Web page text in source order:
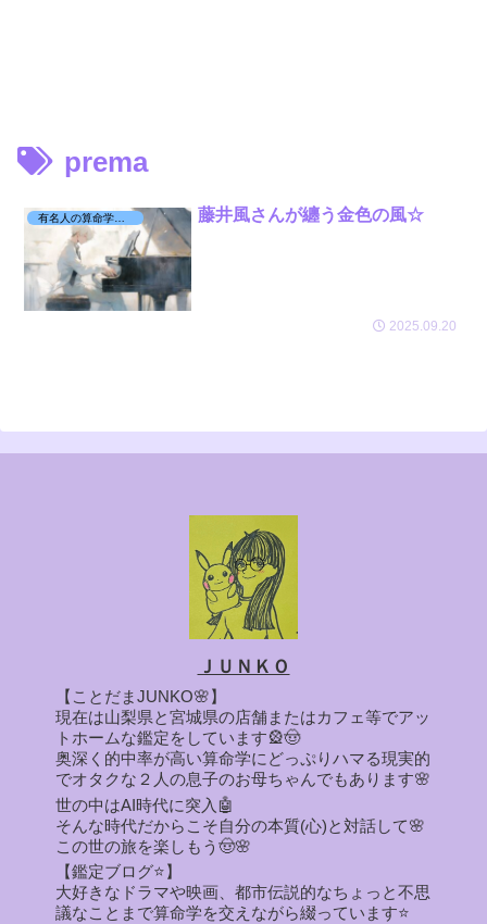
prema
有名人の算命学日記☆ 藤井風さんが纏う金色の風☆
2025.09.20
ＪＵＮＫＯ
【ことだまJUNKO🌸】
現在は山梨県と宮城県の店舗またはカフェ等でアッ
トホームな鑑定をしています🎡🤠
奥深く的中率が高い算命学にどっぷりハマる現実的
でオタクな２人の息子のお母ちゃんでもあります🌸
世の中はAI時代に突入🤖
そんな時代だからこそ自分の本質(心)と対話して🌸
この世の旅を楽しもう🤠🌸
【鑑定ブログ⭐】
大好きなドラマや映画、都市伝説的なちょっと不思
議なことまで算命学を交えながら綴っています⭐